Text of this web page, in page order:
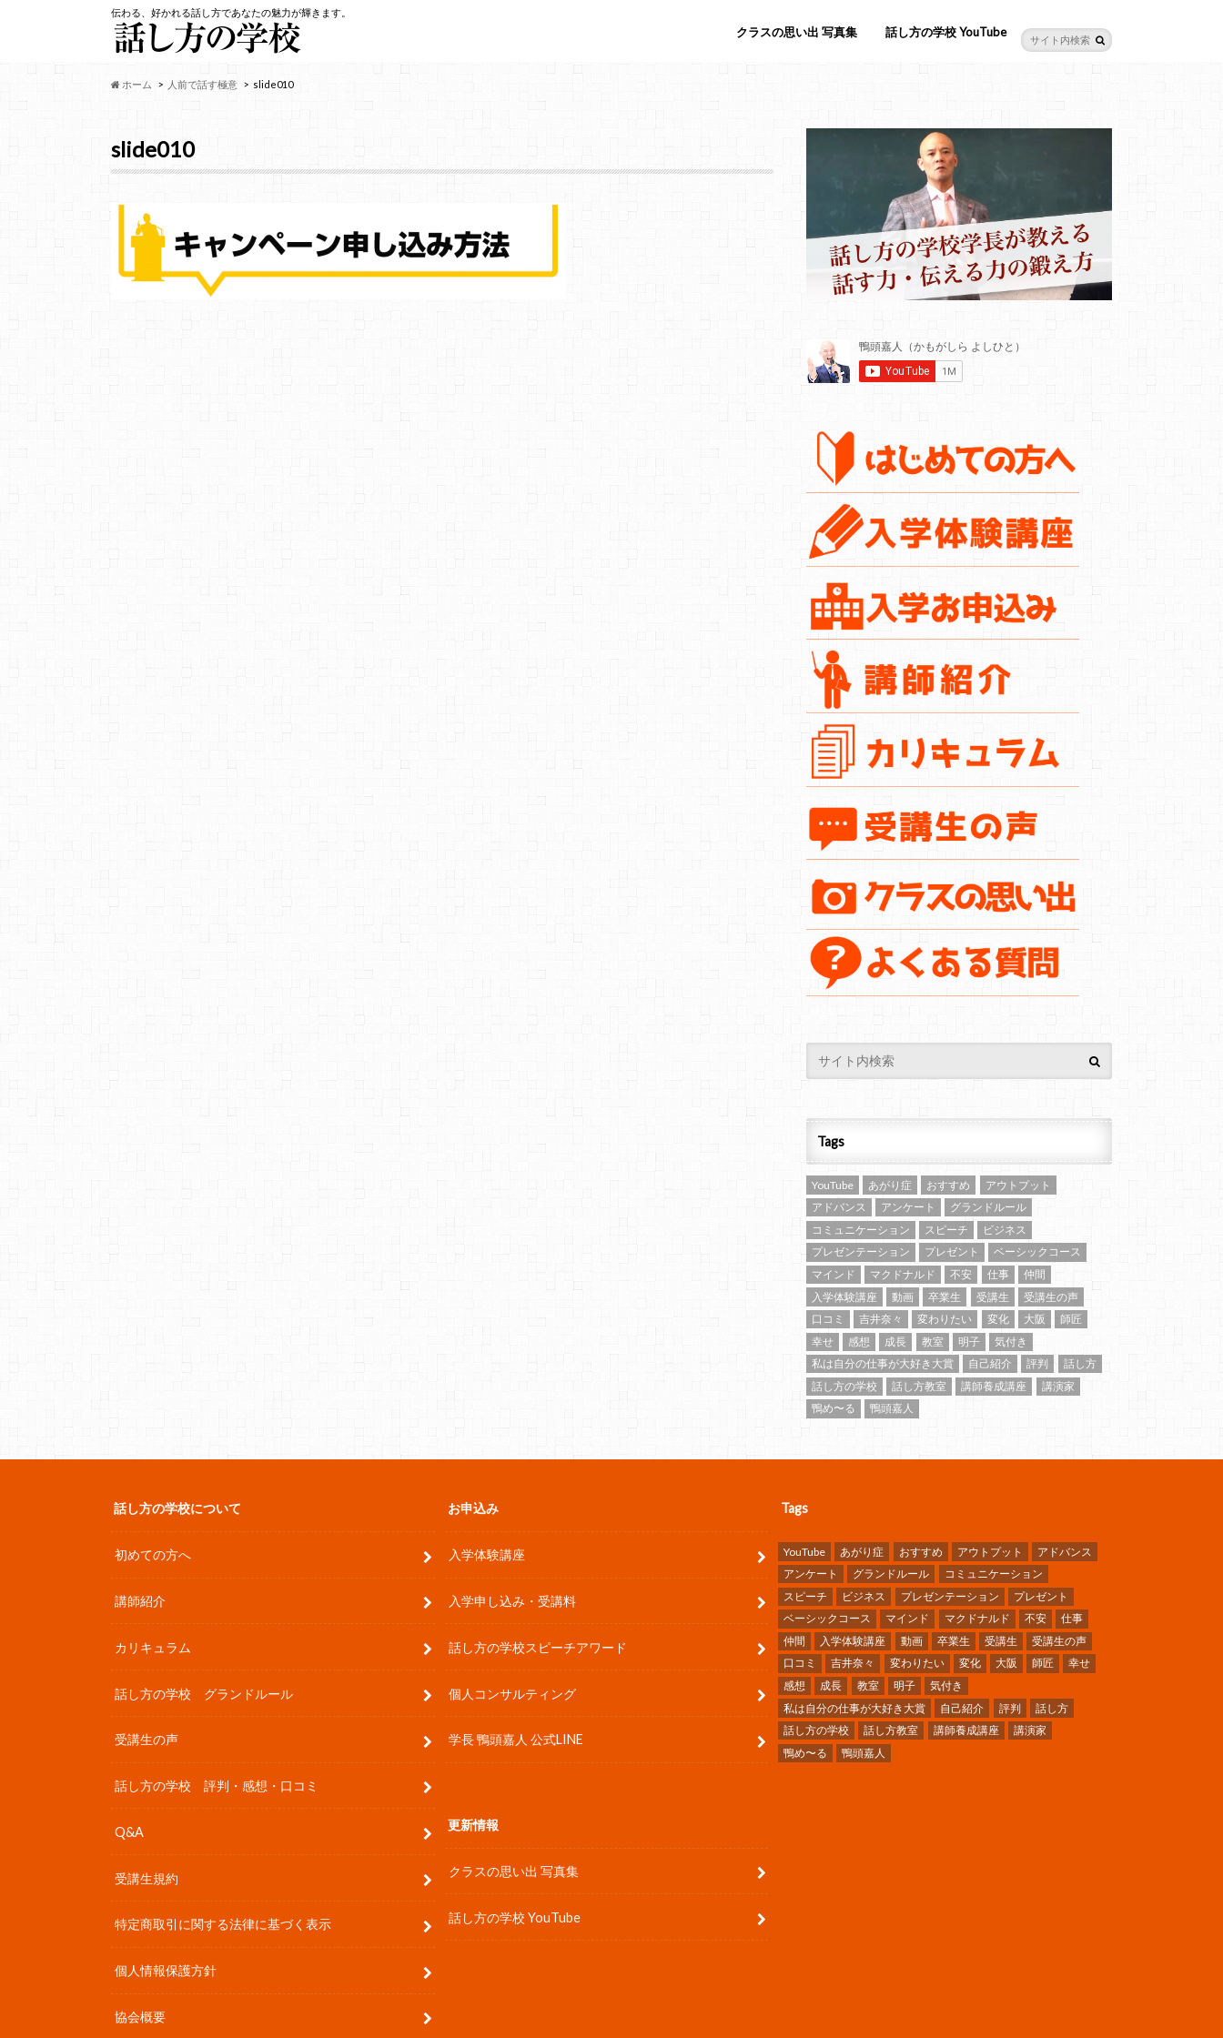
伝わる、好かれる話し方であなたの魅力が輝きます。
クラスの思い出 写真集 話し方の学校 YouTube
ホーム 人前で話す極意 slide010
slide010
Tags
YouTube あがり症 おすすめ
アウトプット
アドバンス
アンケート
グランドルール
コミュニケーション
スピーチ
ビジネス
プレゼンテーション
プレゼント
ベーシックコース
マインド
マクドナルド 不安 仕事
仲間
入学体験講座
動画 卒業生 受講生
受講生の声
口コミ
吉井奈々 変わりたい 変化 大阪
師匠
幸せ
感想 成長 教室 明子
気付き
私は自分の仕事が大好き大賞
自己紹介 評判
話し方
話し方の学校
話し方教室 講師養成講座
講演家
鴨め〜る
鴨頭嘉人
話し方の学校について
初めての方へ
講師紹介
カリキュラム
話し方の学校 グランドルール
受講生の声
話し方の学校 評判・感想・口コミ
Q&A
受講生規約
特定商取引に関する法律に基づく表示
個人情報保護方針
協会概要
お申込み
入学体験講座
入学申し込み・受講料
話し方の学校スピーチアワード
個人コンサルティング
学長 鴨頭嘉人 公式LINE
更新情報
クラスの思い出 写真集
話し方の学校 YouTube
Tags
YouTube あがり症 おすすめ アウトプット
アドバンス
アンケート
グランドルール
コミュニケーション
スピーチ
ビジネス プレゼンテーション
プレゼント
ベーシックコース
マインド マクドナルド 不安
仕事
仲間
入学体験講座 動画 卒業生 受講生
受講生の声
口コミ
吉井奈々 変わりたい 変化 大阪 師匠
幸せ
感想
成長 教室 明子
気付き
私は自分の仕事が大好き大賞
自己紹介 評判
話し方
話し方の学校
話し方教室 講師養成講座
講演家
鴨め〜る
鴨頭嘉人